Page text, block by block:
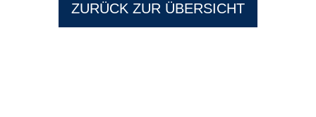
ZURÜCK ZUR ÜBERSICHT